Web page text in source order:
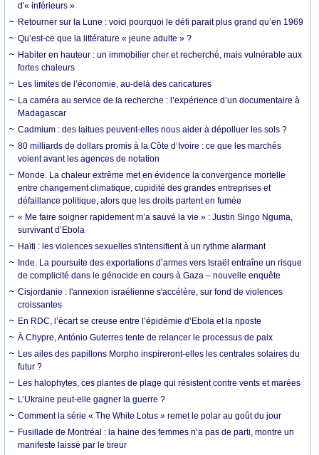
d'« inférieurs »
Retourner sur la Lune : voici pourquoi le défi parait plus grand qu’en 1969
Qu’est-ce que la littérature « jeune adulte » ?
Habiter en hauteur : un immobilier cher et recherché, mais vulnérable aux
fortes chaleurs
Les limites de l’économie, au-delà des caricatures
La caméra au service de la recherche : l’expérience d’un documentaire à
Madagascar
Cadmium : des laitues peuvent-elles nous aider à dépolluer les sols ?
80 milliards de dollars promis à la Côte d’Ivoire : ce que les marchés
voient avant les agences de notation
Monde. La chaleur extrême met en évidence la convergence mortelle
entre changement climatique, cupidité des grandes entreprises et
défaillance politique, alors que les droits partent en fumée
« Me faire soigner rapidement m’a sauvé la vie » : Justin Singo Nguma,
survivant d’Ebola
Haïti : les violences sexuelles s'intensifient à un rythme alarmant
Inde. La poursuite des exportations d’armes vers Israël entraîne un risque
de complicité dans le génocide en cours à Gaza – nouvelle enquête
Cisjordanie : l'annexion israélienne s'accélère, sur fond de violences
croissantes
En RDC, l’écart se creuse entre l’épidémie d’Ebola et la riposte
À Chypre, António Guterres tente de relancer le processus de paix
Les ailes des papillons Morpho inspireront-elles les centrales solaires du
futur ?
Les halophytes, ces plantes de plage qui résistent contre vents et marées
L’Ukraine peut-elle gagner la guerre ?
Comment la série « The White Lotus » remet le polar au goût du jour
Fusillade de Montréal : la haine des femmes n’a pas de parti, montre un
manifeste laissé par le tireur